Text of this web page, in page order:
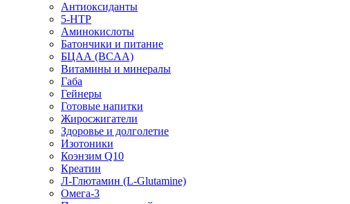
Антиоксиданты
5-HTP
Аминокислоты
Батончики и питание
БЦАА (BCAA)
Витамины и минералы
Габа
Гейнеры
Готовые напитки
Жиросжигатели
Здоровье и долголетие
Изотоники
Коэнзим Q10
Креатин
Л-Глютамин (L-Glutamine)
Омега-3